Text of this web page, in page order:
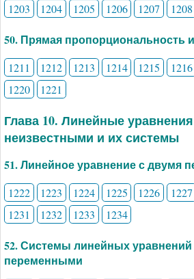
1203 1204 1205 1206 1207 1208
50. Прямая пропорциональность
1211 1212 1213 1214 1215 1216
1220
1221
Глава 10. Линейные
неизвестными и их системы
51. Линейное уравнение с двумя
1222 1223 1224 1225 1226 1227
1231
1232 1233 1234
52. Системы линейных
переменными